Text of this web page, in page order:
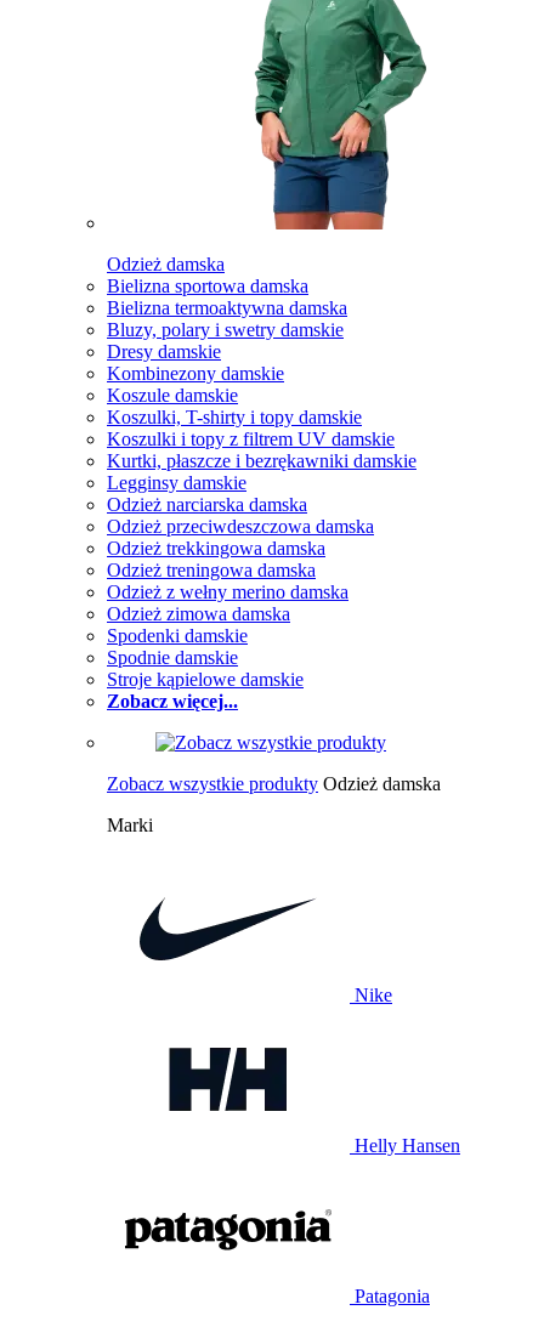
Odzież damska
Bielizna sportowa damska
Bielizna termoaktywna damska
Bluzy, polary i swetry damskie
Dresy damskie
Kombinezony damskie
Koszule damskie
Koszulki, T-shirty i topy damskie
Koszulki i topy z filtrem UV damskie
Kurtki, płaszcze i bezrękawniki damskie
Legginsy damskie
Odzież narciarska damska
Odzież przeciwdeszczowa damska
Odzież trekkingowa damska
Odzież treningowa damska
Odzież z wełny merino damska
Odzież zimowa damska
Spodenki damskie
Spodnie damskie
Stroje kąpielowe damskie
Zobacz więcej...
Zobacz wszystkie produkty Odzież damska
Marki
Nike
Helly Hansen
Patagonia